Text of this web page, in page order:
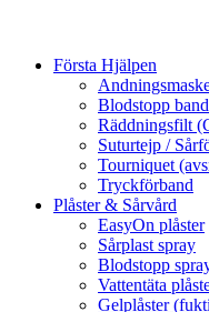
Första Hjälpen
Blodstopp
Räddningsfilt
Suturtejp /
Tourniquet
Tryckförband
Plåster & Sårvård
EasyOn plåster
Sårplast spray
Blodstopp
Vattentäta
Gelplåster